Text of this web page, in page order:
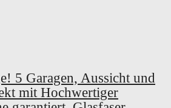
5 Garagen, Aussicht und
mit Hochwertiger